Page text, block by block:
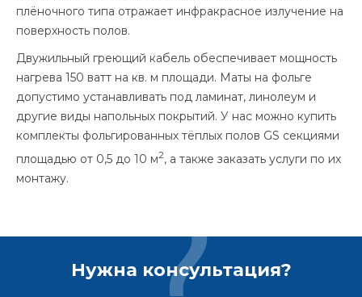
плёночного типа отражает инфракрасное излучение на
поверхность полов.
Двужильный греющий кабель обеспечивает мощность
нагрева 150 ватт на кв. м площади. Маты на фольге
допустимо устанавливать под ламинат, линолеум и
другие виды напольных покрытий. У нас можно купить
комплекты фольгированных тёплых полов GS секциями
площадью от 0,5 до 10 м2, а также заказать услуги по их
монтажу.
Нужна консультация?